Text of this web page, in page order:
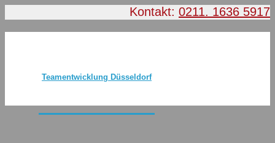
Kontakt: 0211. 1636 5917
Teamentwicklung Düsseldorf